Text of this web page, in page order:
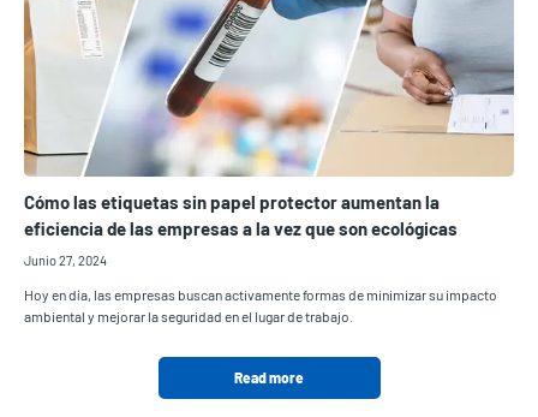
Cómo las etiquetas sin papel protector aumentan la
eficiencia de las empresas a la vez que son ecológicas
Junio 27, 2024
Hoy en día, las empresas buscan activamente formas de minimizar su impacto
ambiental y mejorar la seguridad en el lugar de trabajo.
Read more